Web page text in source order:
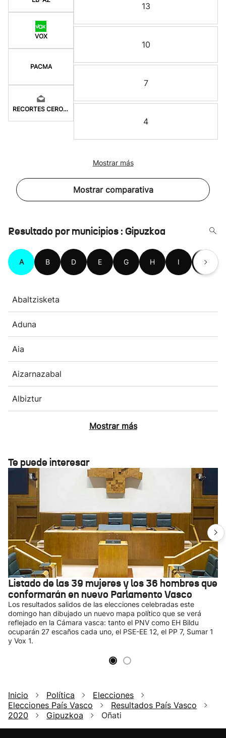
VOX
PACMA
RECORTES CERO-LV-M
13
10
7
4
Mostrar más
Mostrar comparativa
Resultado por municipios : Gipuzkoa
A B D E G H I L
Abaltzisketa
Aduna
Aia
Aizarnazabal
Albiztur
Mostrar más
Te puede interesar
Listado de las 39 mujeres y los 36 hombres que
conformarán en nuevo Parlamento Vasco
Los resultados salidos de las elecciones celebradas este
domingo han dibujado un nuevo mapa político que se verá
reflejado en la Cámara vasca: tanto el PNV como EH Bildu
ocuparán 27 escaños cada uno, el PSE-EE 12, el PP 7, Sumar 1
y Vox 1.
Inicio Política
Elecciones
Elecciones País Vasco
Resultados País Vasco
2020
Gipuzkoa Oñati